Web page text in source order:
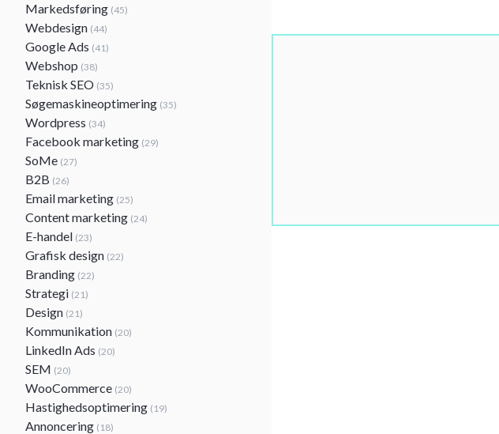
Markedsføring (45)
Webdesign (44)
Google Ads (41)
Webshop (38)
Teknisk SEO (35)
Søgemaskineoptimering (35)
Wordpress (34)
Facebook marketing (29)
SoMe (27)
B2B (26)
Email marketing (25)
Content marketing (24)
E-handel (23)
Grafisk design (22)
Branding (22)
Strategi (21)
Design (21)
Kommunikation (20)
LinkedIn Ads (20)
SEM (20)
WooCommerce (20)
Hastighedsoptimering (19)
Annoncering (18)